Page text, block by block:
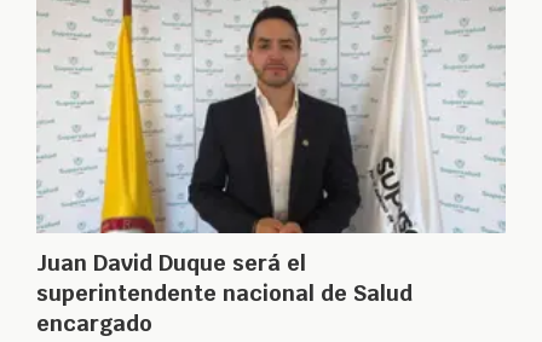
Juan David Duque será el
superintendente nacional de Salud
encargado